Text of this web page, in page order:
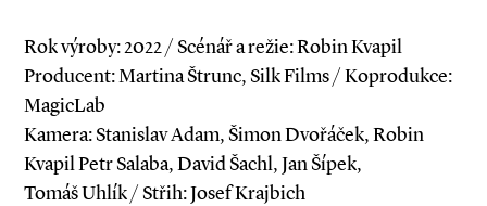
Rok výroby: 2022 / Scénář a režie: Robin Kvapil
Producent: Martina Štrunc, Silk Films / Koprodukce:
MagicLab
Kamera: Stanislav Adam, Šimon Dvořáček, Robin
Kvapil Petr Salaba, David Šachl, Jan Šípek,
Tomáš Uhlík / Střih: Josef Krajbich